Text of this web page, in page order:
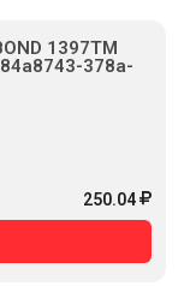
1397TM
378a-
250.04